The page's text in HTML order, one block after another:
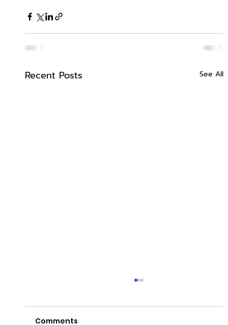
Recent Posts See All
Comments